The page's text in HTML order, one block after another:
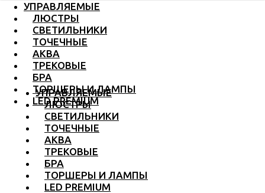
УПРАВЛЯЕМЫЕ
ЛЮСТРЫ
СВЕТИЛЬНИКИ
ТОЧЕЧНЫЕ
АКВА
ТРЕКОВЫЕ
БРА
ТОРШЕРЫ И ЛАМПЫ
LED PREMIUM
УПРАВЛЯЕМЫЕ
ЛЮСТРЫ
СВЕТИЛЬНИКИ
ТОЧЕЧНЫЕ
АКВА
ТРЕКОВЫЕ
БРА
ТОРШЕРЫ И ЛАМПЫ
LED PREMIUM